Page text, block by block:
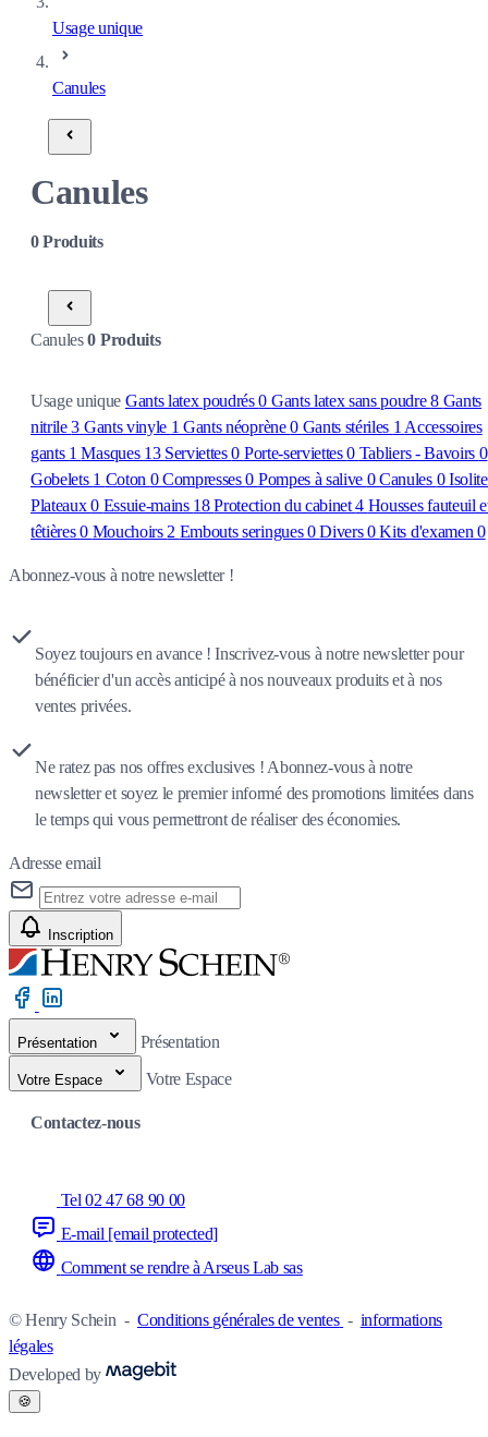
Usage unique
Canules
Canules
0Produits
Usage unique Gants latex poudrés0 Gants latex sans poudre8 Gants
nitrile3 Gants vinyle 1Gants néoprène0 Gants stériles 1 Accessoires
gants 1Masques 13 Serviettes0 Porte-serviettes0 Tabliers - Bavoirs 0
Gobelets 1 Coton 0Compresses0 Pompes à salive 0Canules 0
Plateaux0 Essuie-mains 18Protection du cabinet4 Housses fauteuil
têtières0 Mouchoirs 2 Embouts seringues0Divers0Kits d'examen 0
Canules 0 Produits
Abonnez-vous à notre newsletter !
Soyez toujours en avance ! Inscrivez-vous à notre newsletter pour
bénéficier d'un accès anticipé à nos nouveaux produits et à nos
ventes privées.
Ne ratez pas nos offres exclusives ! Abonnez-vous à notre
newsletter et soyez le premier informé des promotions limitées dans
le temps qui vous permettront de réaliser des économies.
Adresse email
Inscription
Présentation Présentation
Votre Espace Votre Espace
Contactez-nous
Tel 02 47 68 90 00
E-mail [email protected]
Comment se rendre à Arseus Lab sas
© Henry Schein - Conditions générales de ventes - informations
légales
Developed by
🍪